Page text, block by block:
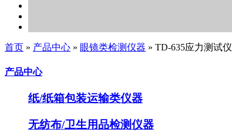
首页 » 产品中心 » 眼镜类检测仪器 » TD-635应力测试仪
产品中心
纸/纸箱包装运输类仪器
无纺布/卫生用品检测仪器